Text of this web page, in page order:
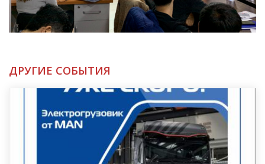
ДРУГИЕ СОБЫТИЯ